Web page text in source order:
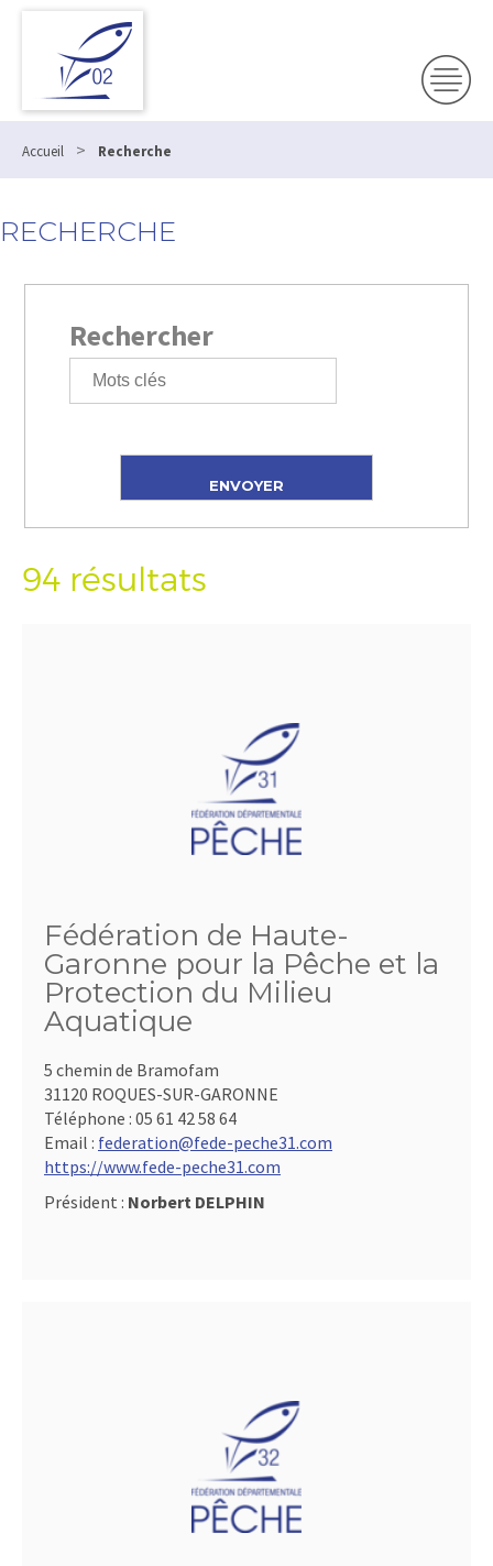
Accueil > Recherche
RECHERCHE
Rechercher
94 résultats
Fédération de Haute-
Garonne pour la Pêche et la
Protection du Milieu
Aquatique
5 chemin de Bramofam
31120 ROQUES-SUR-GARONNE
Téléphone : 05 61 42 58 64
Email : federation@fede-peche31.com
https://www.fede-peche31.com
Président : Norbert DELPHIN